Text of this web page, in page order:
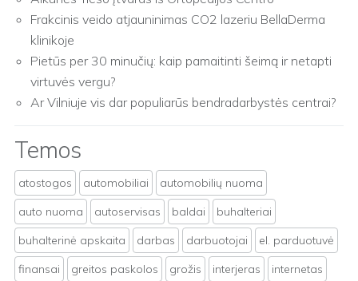
Frakcinis veido atjauninimas CO2 lazeriu BellaDerma
klinikoje
Pietūs per 30 minučių: kaip pamaitinti šeimą ir netapti
virtuvės vergu?
Ar Vilniuje vis dar populiarūs bendradarbystės centrai?
Temos
atostogos automobiliai
automobilių nuoma
auto nuoma
autoservisas baldai
buhalteriai
buhalterinė apskaita
darbas darbuotojai
el. parduotuvė
finansai
greitos paskolos grožis interjeras
internetas